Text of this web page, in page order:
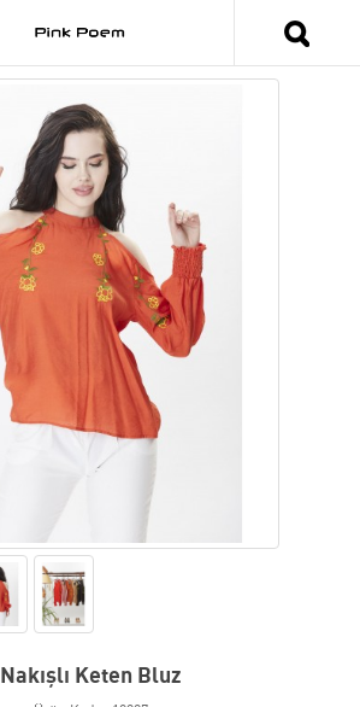
Nakışlı Keten Bluz